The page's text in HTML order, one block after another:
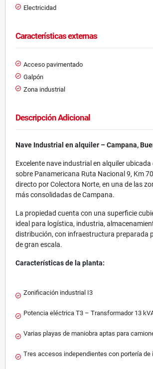
Electricidad
Características externas
Acceso pavimentado
Galpón
Zona industrial
Descripción Adicional
Nave Industrial en alquiler – Campana,
Excelente nave industrial en alquiler
sobre Panamericana Ruta Nacional 9, Km
directo por Colectora Norte, en una de las
más consolidadas de Campana.
La propiedad cuenta con una superficie
ideal para logística, industria,
distribución, con infraestructura preparada
de gran escala.
Características de la planta:
Zonificación industrial I3
Potencia eléctrica T3 – Transformador 13
Varias playas de maniobra aptas para
Tres accesos independientes con portería de